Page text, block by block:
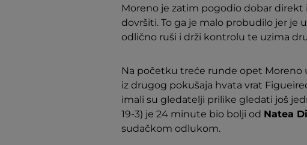
Moreno je zatim pogodio dobar direkt
dovršiti. To ga je malo probudilo jer je
odlično ruši i drži kontrolu te uzima
Na početku treće runde opet Moreno
iz drugog pokušaja hvata vrat
imali su gledatelji prilike gledati još
19-3) je 24 minute bio bolji od Natea
sudačkom odlukom.